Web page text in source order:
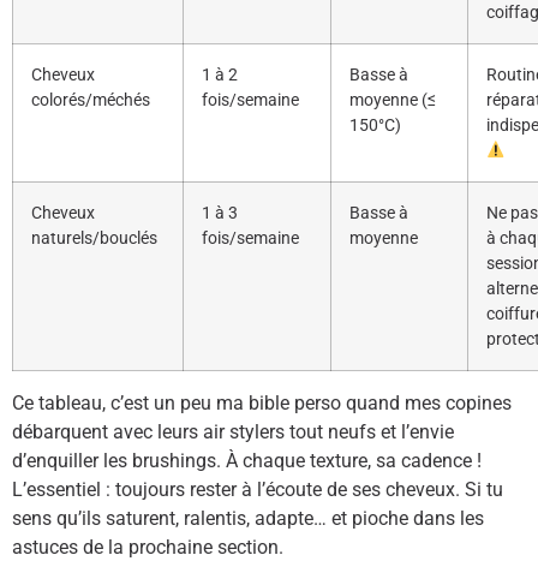
Cheveux
colorés/méchés
1 à 2
fois/semaine
Basse à
moyenne (≤
150°C)
Cheveux
naturels/bouclés
1 à 3
fois/semaine
Basse à
moyenne
Ne
à
Ce tableau, c’est un peu ma bible perso quand mes copines
débarquent avec leurs air stylers tout neufs et l’envie
d’enquiller les brushings. À chaque texture, sa cadence !
L’essentiel : toujours rester à l’écoute de ses cheveux. Si tu
sens qu’ils saturent, ralentis, adapte… et pioche dans les
astuces de la prochaine section.